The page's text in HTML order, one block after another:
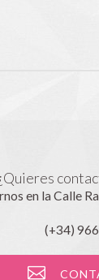
en la Calle
(+34)